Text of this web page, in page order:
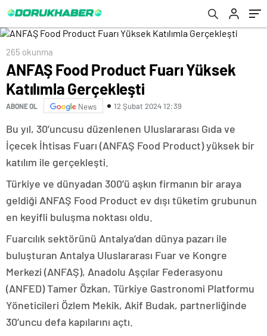
265 okunma
ANFAŞ Food Product Fuarı Yüksek
Katılımla Gerçekleşti
ABONE OL News 12 Şubat 2024 12:39
Bu yıl, 30’uncusu düzenlenen Uluslararası Gıda ve
İçecek İhtisas Fuarı (ANFAŞ Food Product) yüksek bir
katılım ile gerçekleşti.
Türkiye ve dünyadan 300’ü aşkın firmanın bir araya
geldiği ANFAŞ Food Product ev dışı tüketim grubunun
en keyifli buluşma noktası oldu.
Fuarcılık sektörünü Antalya’dan dünya pazarı ile
buluşturan Antalya Uluslararası Fuar ve Kongre
Merkezi (ANFAŞ), Anadolu Aşçılar Federasyonu
(ANFED) Tamer Özkan, Türkiye Gastronomi Platformu
Yöneticileri Özlem Mekik, Akif Budak, partnerliğinde
30’uncu defa kapılarını açtı.